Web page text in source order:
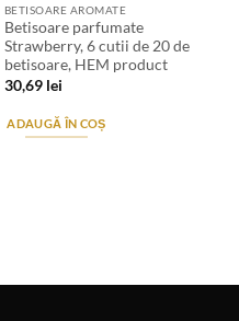
BETISOARE AROMATE
Betisoare parfumate
Strawberry, 6 cutii de 20 de
betisoare, HEM product
30,69 lei
ADAUGĂ ÎN COȘ